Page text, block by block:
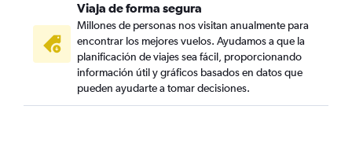
Viaja de forma segura
Millones de personas nos visitan anualmente para
encontrar los mejores vuelos. Ayudamos a que la
planificación de viajes sea fácil, proporcionando
información útil y gráficos basados en datos que
pueden ayudarte a tomar decisiones.